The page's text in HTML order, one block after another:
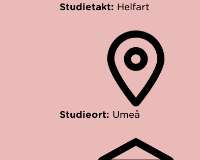
Studietakt: Helfart
Studieort: Umeå